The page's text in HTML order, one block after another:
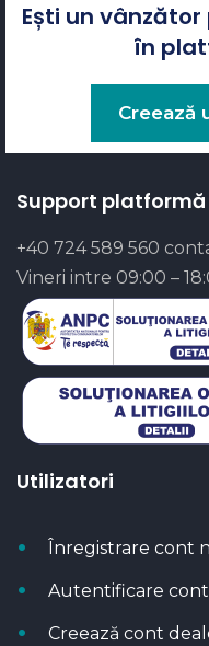
Ești un
în
Creează
Support platformă
+40 724 589 560
Vineri intre 09:00 –
Utilizatori
Înregistrare cont
Autentificare cont
Creează cont